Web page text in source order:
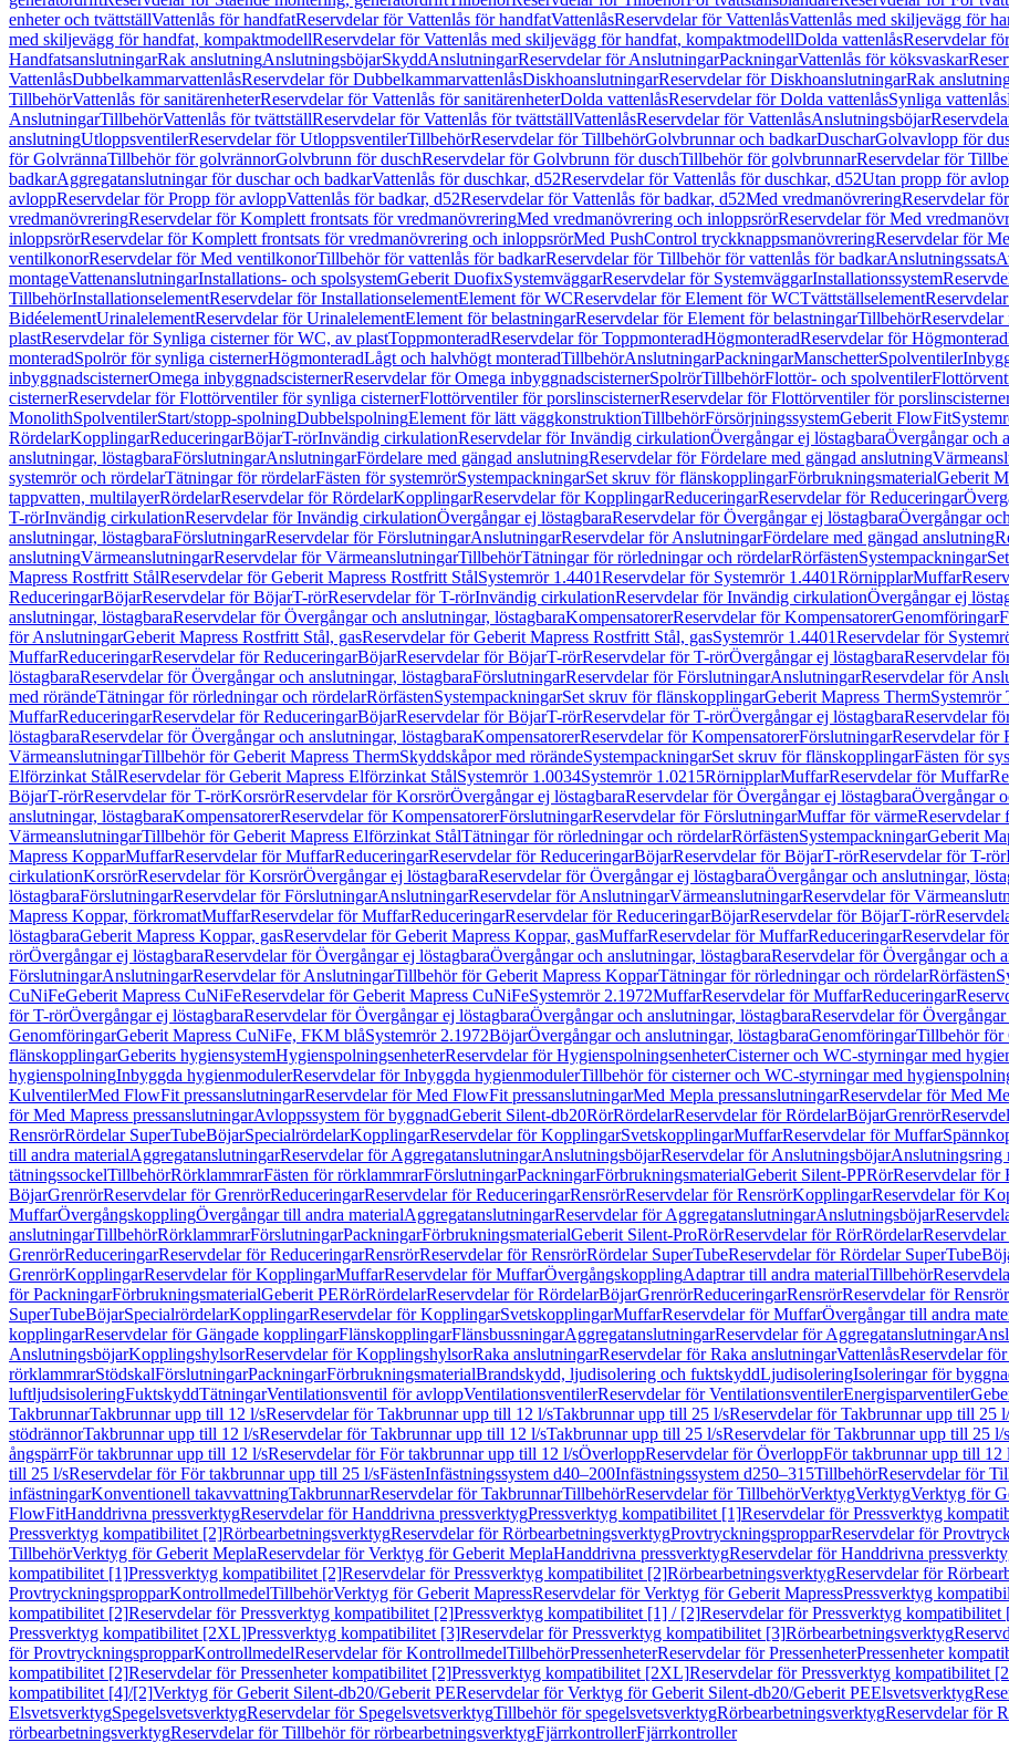
enheter och tvättställVattenlås för handfatReservdelar för Vattenlås för handfatVattenlåsReservdelar för VattenlåsVattenlås med skiljevägg för
med skiljevägg för handfat, kompaktmodellReservdelar för Vattenlås med skiljevägg för handfat, kompaktmodellDolda vattenlåsReservdelar
HandfatsanslutningarRak anslutningAnslutningsböjarSkyddAnslutningarReservdelar för AnslutningarPackningarVattenlås för köksvaskar
VattenlåsDubbelkammarvattenlåsReservdelar för DubbelkammarvattenlåsDiskhoanslutningarReservdelar för DiskhoanslutningarRak
TillbehörVattenlås för sanitärenheterReservdelar för Vattenlås för sanitärenheterDolda vattenlåsReservdelar för Dolda vattenlåsSynliga vattenlås
AnslutningarTillbehörVattenlås för tvättställReservdelar för Vattenlås för tvättställVattenlåsReservdelar för VattenlåsAnslutningsböjar
anslutningUtloppsventilerReservdelar för UtloppsventilerTillbehörReservdelar för TillbehörGolvbrunnar och badkarDuscharGolvavlopp för
för GolvrännaTillbehör för golvrännorGolvbrunn för duschReservdelar för Golvbrunn för duschTillbehör för golvbrunnarReservdelar för
badkarAggregatanslutningar för duschar och badkarVattenlås för duschkar, d52Reservdelar för Vattenlås för duschkar, d52Utan propp för
avloppReservdelar för Propp för avloppVattenlås för badkar, d52Reservdelar för Vattenlås för badkar, d52Med vredmanövreringReservdelar
vredmanövreringReservdelar för Komplett frontsats för vredmanövreringMed vredmanövrering och inloppsrörReservdelar för Med
inloppsrörReservdelar för Komplett frontsats för vredmanövrering och inloppsrörMed PushControl tryckknappsmanövreringReservdelar för
ventilkonorReservdelar för Med ventilkonorTillbehör för vattenlås för badkarReservdelar för Tillbehör för vattenlås för badkarAnslutningssats
montageVattenanslutningarInstallations- och spolsystemGeberit DuofixSystemväggarReservdelar för SystemväggarInstallationssystem
TillbehörInstallationselementReservdelar för InstallationselementElement för WCReservdelar för Element för WCTvättställselement
BidéelementUrinalelementReservdelar för UrinalelementElement för belastningarReservdelar för Element för belastningarTillbehör
plastReservdelar för Synliga cisterner för WC, av plastToppmonteradReservdelar för ToppmonteradHögmonteradReservdelar för Högmonterad
monteradSpolrör för synliga cisternerHögmonteradLågt och halvhögt monteradTillbehörAnslutningarPackningarManschetterSpolventiler
inbyggnadscisternerOmega inbyggnadscisternerReservdelar för Omega inbyggnadscisternerSpolrörTillbehörFlottör- och spolventiler
cisternerReservdelar för Flottörventiler för synliga cisternerFlottörventiler för porslinscisternerReservdelar för Flottörventiler för
MonolithSpolventilerStart/stopp-spolningDubbelspolningElement för lätt väggkonstruktionTillbehörFörsörjningssystemGeberit FlowFit
RördelarKopplingarReduceringarBöjarT-rörInvändig cirkulationReservdelar för Invändig cirkulationÖvergångar ej löstagbaraÖvergångar och
anslutningar, löstagbaraFörslutningarAnslutningarFördelare med gängad anslutningReservdelar för Fördelare med gängad anslutning
systemrör och rördelarTätningar för rördelarFästen för systemrörSystempackningarSet skruv för flänskopplingarFörbrukningsmaterialGeberit
tappvatten, multilayerRördelarReservdelar för RördelarKopplingarReservdelar för KopplingarReduceringarReservdelar för Reduceringar
T-rörInvändig cirkulationReservdelar för Invändig cirkulationÖvergångar ej löstagbaraReservdelar för Övergångar ej löstagbaraÖvergångar
anslutningar, löstagbaraFörslutningarReservdelar för FörslutningarAnslutningarReservdelar för AnslutningarFördelare med gängad anslutning
anslutningVärmeanslutningarReservdelar för VärmeanslutningarTillbehörTätningar för rörledningar och rördelarRörfästenSystempackningar
Mapress Rostfritt StålReservdelar för Geberit Mapress Rostfritt StålSystemrör 1.4401Reservdelar för Systemrör 1.4401RörnipplarMuffar
ReduceringarBöjarReservdelar för BöjarT-rörReservdelar för T-rörInvändig cirkulationReservdelar för Invändig cirkulationÖvergångar ej
anslutningar, löstagbaraReservdelar för Övergångar och anslutningar, löstagbaraKompensatorerReservdelar för KompensatorerGenomföringar
för AnslutningarGeberit Mapress Rostfritt Stål, gasReservdelar för Geberit Mapress Rostfritt Stål, gasSystemrör 1.4401Reservdelar för
MuffarReduceringarReservdelar för ReduceringarBöjarReservdelar för BöjarT-rörReservdelar för T-rörÖvergångar ej löstagbaraReservdelar
löstagbaraReservdelar för Övergångar och anslutningar, löstagbaraFörslutningarReservdelar för FörslutningarAnslutningarReservdelar för
med rörändeTätningar för rörledningar och rördelarRörfästenSystempackningarSet skruv för flänskopplingarGeberit Mapress ThermSystemrör
MuffarReduceringarReservdelar för ReduceringarBöjarReservdelar för BöjarT-rörReservdelar för T-rörÖvergångar ej löstagbaraReservdelar
löstagbaraReservdelar för Övergångar och anslutningar, löstagbaraKompensatorerReservdelar för KompensatorerFörslutningarReservdelar för
VärmeanslutningarTillbehör för Geberit Mapress ThermSkyddskåpor med rörändeSystempackningarSet skruv för flänskopplingarFästen för
Elförzinkat StålReservdelar för Geberit Mapress Elförzinkat StålSystemrör 1.0034Systemrör 1.0215RörnipplarMuffarReservdelar för Muffar
BöjarT-rörReservdelar för T-rörKorsrörReservdelar för KorsrörÖvergångar ej löstagbaraReservdelar för Övergångar ej löstagbaraÖvergångar
anslutningar, löstagbaraKompensatorerReservdelar för KompensatorerFörslutningarReservdelar för FörslutningarMuffar för värmeReservdelar
VärmeanslutningarTillbehör för Geberit Mapress Elförzinkat StålTätningar för rörledningar och rördelarRörfästenSystempackningarGeberit
Mapress KopparMuffarReservdelar för MuffarReduceringarReservdelar för ReduceringarBöjarReservdelar för BöjarT-rörReservdelar för T-rör
cirkulationKorsrörReservdelar för KorsrörÖvergångar ej löstagbaraReservdelar för Övergångar ej löstagbaraÖvergångar och anslutningar,
löstagbaraFörslutningarReservdelar för FörslutningarAnslutningarReservdelar för AnslutningarVärmeanslutningarReservdelar för
Mapress Koppar, förkromatMuffarReservdelar för MuffarReduceringarReservdelar för ReduceringarBöjarReservdelar för BöjarT-rör
löstagbaraGeberit Mapress Koppar, gasReservdelar för Geberit Mapress Koppar, gasMuffarReservdelar för MuffarReduceringarReservdelar
rörÖvergångar ej löstagbaraReservdelar för Övergångar ej löstagbaraÖvergångar och anslutningar, löstagbaraReservdelar för Övergångar och
FörslutningarAnslutningarReservdelar för AnslutningarTillbehör för Geberit Mapress KopparTätningar för rörledningar och rördelarRörfästen
CuNiFeGeberit Mapress CuNiFeReservdelar för Geberit Mapress CuNiFeSystemrör 2.1972MuffarReservdelar för MuffarReduceringar
för T-rörÖvergångar ej löstagbaraReservdelar för Övergångar ej löstagbaraÖvergångar och anslutningar, löstagbaraReservdelar för
GenomföringarGeberit Mapress CuNiFe, FKM blåSystemrör 2.1972BöjarÖvergångar och anslutningar, löstagbaraGenomföringarTillbehör för
flänskopplingarGeberits hygiensystemHygienspolningsenheterReservdelar för HygienspolningsenheterCisterner och WC-styrningar med
hygienspolningInbyggda hygienmodulerReservdelar för Inbyggda hygienmodulerTillbehör för cisterner och WC-styrningar med
KulventilerMed FlowFit pressanslutningarReservdelar för Med FlowFit pressanslutningarMed Mepla pressanslutningarReservdelar för Med
för Med Mapress pressanslutningarAvloppssystem för byggnadGeberit Silent-db20RörRördelarReservdelar för RördelarBöjarGrenrör
RensrörRördelar SuperTubeBöjarSpecialrördelarKopplingarReservdelar för KopplingarSvetskopplingarMuffarReservdelar för Muffar
till andra materialAggregatanslutningarReservdelar för AggregatanslutningarAnslutningsböjarReservdelar för AnslutningsböjarAnslutningsring
tätningssockelTillbehörRörklammrarFästen för rörklammrarFörslutningarPackningarFörbrukningsmaterialGeberit Silent-PPRörReservdelar för
BöjarGrenrörReservdelar för GrenrörReduceringarReservdelar för ReduceringarRensrörReservdelar för RensrörKopplingarReservdelar för
MuffarÖvergångskopplingÖvergångar till andra materialAggregatanslutningarReservdelar för AggregatanslutningarAnslutningsböjar
anslutningarTillbehörRörklammrarFörslutningarPackningarFörbrukningsmaterialGeberit Silent-ProRörReservdelar för RörRördelar
GrenrörReduceringarReservdelar för ReduceringarRensrörReservdelar för RensrörRördelar SuperTubeReservdelar för Rördelar SuperTube
GrenrörKopplingarReservdelar för KopplingarMuffarReservdelar för MuffarÖvergångskopplingAdaptrar till andra materialTillbehör
för PackningarFörbrukningsmaterialGeberit PERörRördelarReservdelar för RördelarBöjarGrenrörReduceringarRensrörReservdelar för Rensrör
SuperTubeBöjarSpecialrördelarKopplingarReservdelar för KopplingarSvetskopplingarMuffarReservdelar för MuffarÖvergångar till andra
kopplingarReservdelar för Gängade kopplingarFlänskopplingarFlänsbussningarAggregatanslutningarReservdelar för Aggregatanslutningar
AnslutningsböjarKopplingshylsorReservdelar för KopplingshylsorRaka anslutningarReservdelar för Raka anslutningarVattenlåsReservdelar
rörklammrarStödskalFörslutningarPackningarFörbrukningsmaterialBrandskydd, ljudisolering och fuktskyddLjudisoleringIsoleringar för
luftljudsisoleringFuktskyddTätningarVentilationsventil för avloppVentilationsventilerReservdelar för VentilationsventilerEnergisparventiler
TakbrunnarTakbrunnar upp till 12 l/sReservdelar för Takbrunnar upp till 12 l/sTakbrunnar upp till 25 l/sReservdelar för Takbrunnar upp till 25
stödrännorTakbrunnar upp till 12 l/sReservdelar för Takbrunnar upp till 12 l/sTakbrunnar upp till 25 l/sReservdelar för Takbrunnar upp till 25 l/s
ångspärrFör takbrunnar upp till 12 l/sReservdelar för För takbrunnar upp till 12 l/sÖverloppReservdelar för ÖverloppFör takbrunnar upp till 12
till 25 l/sReservdelar för För takbrunnar upp till 25 l/sFästenInfästningssystem d40–200Infästningssystem d250–315TillbehörReservdelar för
infästningarKonventionell takavvattningTakbrunnarReservdelar för TakbrunnarTillbehörReservdelar för TillbehörVerktygVerktygVerktyg för
FlowFitHanddrivna pressverktygReservdelar för Handdrivna pressverktygPressverktyg kompatibilitet [1]Reservdelar för Pressverktyg
Pressverktyg kompatibilitet [2]RörbearbetningsverktygReservdelar för RörbearbetningsverktygProvtryckningspropparReservdelar för
TillbehörVerktyg för Geberit MeplaReservdelar för Verktyg för Geberit MeplaHanddrivna pressverktygReservdelar för Handdrivna
kompatibilitet [1]Pressverktyg kompatibilitet [2]Reservdelar för Pressverktyg kompatibilitet [2]RörbearbetningsverktygReservdelar för
ProvtryckningspropparKontrollmedelTillbehörVerktyg för Geberit MapressReservdelar för Verktyg för Geberit MapressPressverktyg
kompatibilitet [2]Reservdelar för Pressverktyg kompatibilitet [2]Pressverktyg kompatibilitet [1] / [2]Reservdelar för Pressverktyg
Pressverktyg kompatibilitet [2XL]Pressverktyg kompatibilitet [3]Reservdelar för Pressverktyg kompatibilitet [3]Rörbearbetningsverktyg
för ProvtryckningspropparKontrollmedelReservdelar för KontrollmedelTillbehörPressenheterReservdelar för PressenheterPressenheter
kompatibilitet [2]Reservdelar för Pressenheter kompatibilitet [2]Pressverktyg kompatibilitet [2XL]Reservdelar för Pressverktyg kompatibilitet
kompatibilitet [4]/[2]Verktyg för Geberit Silent-db20/Geberit PEReservdelar för Verktyg för Geberit Silent-db20/Geberit PEElsvetsverktyg
ElsvetsverktygSpegelsvetsverktygReservdelar för SpegelsvetsverktygTillbehör för spegelsvetsverktygRörbearbetningsverktygReservdelar för
rörbearbetningsverktygReservdelar för Tillbehör för rörbearbetningsverktygFjärrkontrollerFjärrkontroller